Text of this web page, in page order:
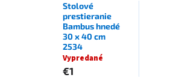
Stolové
prestieranie
Bambus hnedé
30 x 40 cm
2534
Vypredané
€1